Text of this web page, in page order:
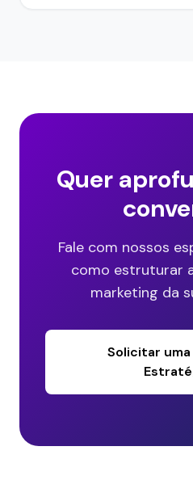
Quer
Fale com nossos
como estruturar
marketing da
Solicitar